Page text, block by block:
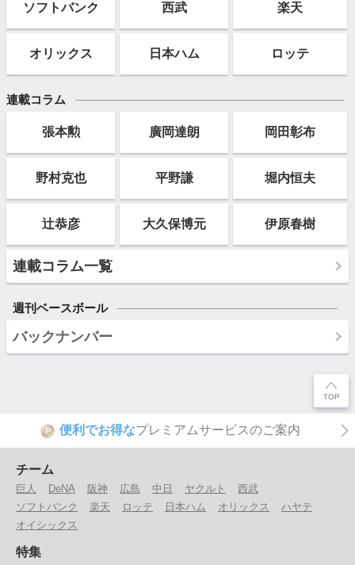
ソフトバンク 西武 楽天
オリックス 日本ハム ロッテ
連載コラム
張本勲 廣岡達朗 岡田彰布
野村克也 平野謙 堀内恒夫
辻恭彦 大久保博元 伊原春樹
連載コラム一覧
週刊ベースボール
バックナンバー
P 便利でお得なプレミアムサービスのご案内
チーム
巨人 DeNA 阪神 広島 中日 ヤクルト
西武
ソフトバンク
楽天 ロッテ 日本ハム オリックス
ハヤテ
オイシックス
特集